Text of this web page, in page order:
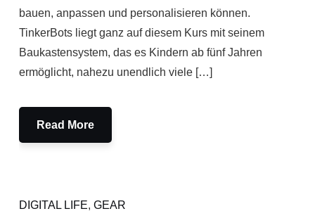
bauen, anpassen und personalisieren können.
TinkerBots liegt ganz auf diesem Kurs mit seinem
Baukastensystem, das es Kindern ab fünf Jahren
ermöglicht, nahezu unendlich viele […]
Read More
DIGITAL LIFE, GEAR